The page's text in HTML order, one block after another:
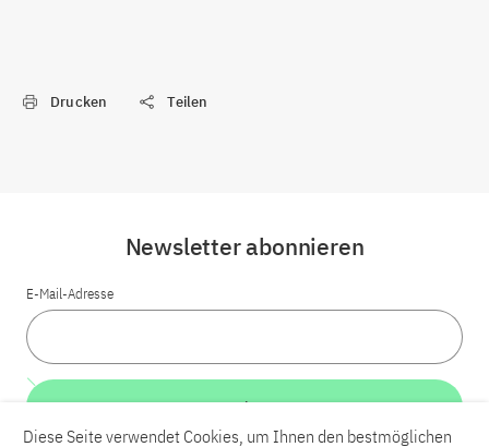
Drucken Teilen
Newsletter abonnieren
E-Mail-Adresse
Weiter
Diese Seite verwendet Cookies, um Ihnen den bestmöglichen